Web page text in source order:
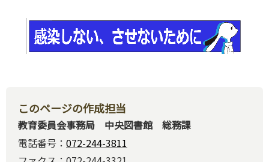
このページの作成担当
教育委員会事務局 中央図書館 総務課
電話番号： 072-244-3811